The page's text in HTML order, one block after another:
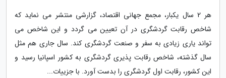
هر 2 سال یکبار، مجمع جهانی اقتصاد، گزارشی منتشر می نماید که
شاخص رقابت گردشگری در آن تعیین می گردد و این شاخص می
تواند یاری زیادی به سفر و صنعت گردشگری کند. سال جاری هم مثل
سال گذشته، شاخص رقابت پذیری گردشگری به کشور اسپانیا رسید و
این کشور، رقابت اول گردشگری را بدست آورد. با جزییات...